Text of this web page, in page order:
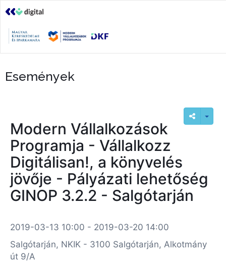
Események
Modern Vállalkozások
Programja - Vállalkozz
Digitálisan!, a könyvelés
jövője - Pályázati lehetőség
GINOP 3.2.2 - Salgótarján
2019-03-13 10:00 - 2019-03-20 14:00
Salgótarján, NKIK - 3100 Salgótarján, Alkotmány
út 9/A